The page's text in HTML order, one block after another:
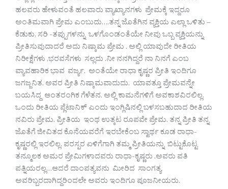
ಹಲವರು ಹೇಳುವಂತೆ ಹಲವಾರು ವ್ಯಾಖ್ಯಾನಗಳು ಪ್ರೇಮಕ್ಕೆ ಇದ್ದರೂ
ಅಂತಿಮವಾಗಿ ಪ್ರೇಮ ಎಂಬುದು….ತನ್ನ ಜೊತೆಗಿನ ವ್ಯಕ್ತಿಯ ಎಲ್ಲಾ ಒಳಿತು –
ಕೆಡುಕು, ಸರಿ -ತಪ್ಪುಗಳನ್ನು ಒಳಗೊಂಡಂತೆಯೇ ನೀವು ಒಬ್ಬ ವ್ಯಕ್ತಿಯನ್ನು
ಪ್ರೀತಿಸುವುದಾದರೆ ಅದು ನಿಷ್ಕಾಮ ಪ್ರೇಮ . ಅಲ್ಲಿ ಯಾವುದೇ ರೀತಿಯ
ನಿರೀಕ್ಷೆಗಳು ,ಭರವಸೆಗಳು ಸಲ್ಲದು .ನೀ ನನಗಿದ್ದರೆ ನಾ ನಿನಗೆ ಎಂಬ
ವ್ಯಾವಹಾರಿಕ ಭಾವ ವರ್ಜ್ಯ. ಅಂತೆಯೇ ರಾಧಾ ಕೃಷ್ಣರ ಪ್ರೀತಿ ಇಂದಿಗೂ
ಜಗಜ್ಜನಿತ. ಅವರ ಪ್ರೀತಿ ನಿಷ್ಕಾಮವಾದುದು. ಯಾವತ್ತೂ ಪ್ರೇಮವನ್ನೇ
ಬಯಸಿದ್ದ ಆಂತರಂಗಿಕ ಗೆಳೆತನ. ಅಲ್ಲಿ ಕಾಮನೆಗಳಿಗೆ ಅವಕಾಶವಿರಲಿಲ್ಲ.
ಒಂದು ರೀತಿಯ ಪ್ಲೆಟಾನಿಕ್ ಎಂದು ಇಂಗ್ಲಿಷಿನಲ್ಲಿ ಬಳಸಬಹುದಾದ ರೀತಿಯ
ನವಿರು ಪ್ರೇಮ. ಪ್ರೀತಿಯ ಇಂಥ ಉತ್ಕಟ ರೂಪವೇ ಪ್ರೇಮ. ತನ್ನ ಪ್ರೀತಿ ತನ್ನ
ಜೊತೆಗೆ ಜೀವಿತದ ಕೊನೆಯವರೆಗೆ ಇರಬೇಕೆಂಬ ಸ್ವಾರ್ಥ ಕೂಡ ರಾಧಾ-
ಕೃಷ್ಣರಲ್ಲಿ ಇರಲಿಲ್ಲ. ಪರಸ್ಪರ ಏಳಿಗೆಗಾಗಿ ತಮ್ಮ ಪ್ರೀತಿಯನ್ನು ಬಿಟ್ಟುಕೊಟ್ಟ
ತನ್ಮೂಲಕ ಅಮರ ಪ್ರೇಮಿಗಳಾದವರು ರಾಧಾ-ಕೃಷ್ಣರು .ಅವರು ಪತಿ
ಪತ್ನಿಯರಲ್ಲ…ಆದರೆ ದಾಂಪತ್ಯವನು ಮೀರಿದ ಸಾಂಗತ್ಯ
ಅವರಿಬ್ಬರದಾಗಿದ್ದರಿಂದಲೇ ಅವರು ಇಂದಿಗೂ ಪೂಜನೀಯರು.